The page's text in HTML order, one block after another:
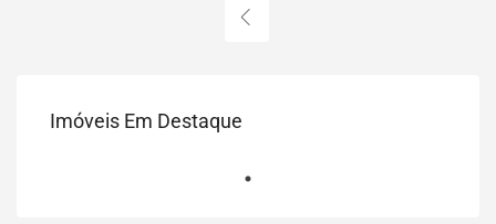
Imóveis Em Destaque